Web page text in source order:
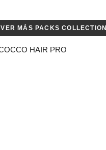
VER MÁS PACKS COLLECTION